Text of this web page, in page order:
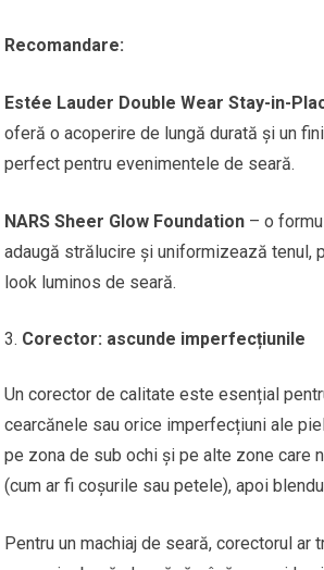
Recomandare:
Estée Lauder Double Wear Stay-in-
oferă o acoperire de lungă durată și un
perfect pentru evenimentele de seară.
NARS Sheer Glow Foundation – o
adaugă strălucire și uniformizează tenul,
look luminos de seară.
Corector: ascunde imperfecțiunile
Un corector de calitate este esențial
cearcănele sau orice imperfecțiuni ale
pe zona de sub ochi și pe alte zone care
(cum ar fi coșurile sau petele), apoi
Pentru un machiaj de seară, corectorul ar